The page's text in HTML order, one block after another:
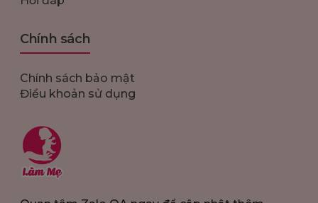
Chính sách
Chính sách bảo mật
Điều khoản sử dụng